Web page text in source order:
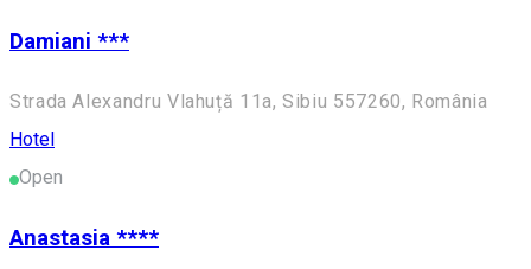
Damiani ***
Strada Alexandru Vlahuță 11a, Sibiu 557260, România
Hotel
Open
Anastasia ****